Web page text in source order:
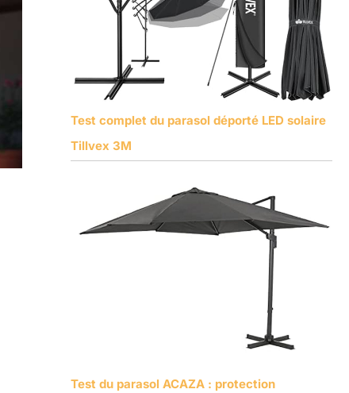
Test complet du parasol déporté LED solaire
Tillvex 3M
Test du parasol ACAZA : protection